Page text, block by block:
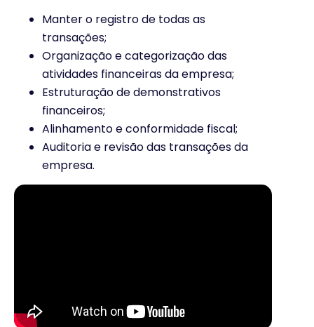
Manter o registro de todas as
transações;
Organização e categorização das
atividades financeiras da empresa;
Estruturação de demonstrativos
financeiros;
Alinhamento e conformidade fiscal;
Auditoria e revisão das transações da
empresa.